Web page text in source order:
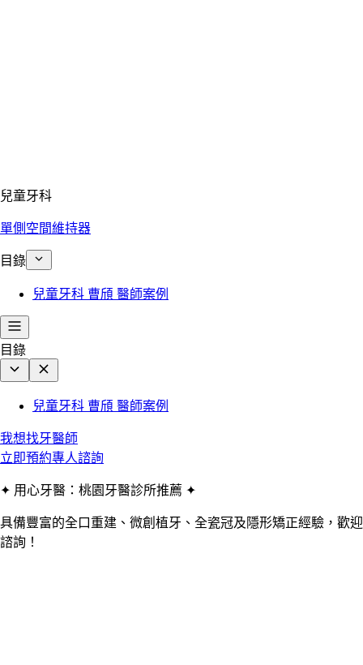
兒童牙科
單側空間維持器
目錄
兒童牙科 曹頎 醫師案例
目錄
兒童牙科 曹頎 醫師案例
我想找牙醫師
立即預約專人諮詢
✦ 用心牙醫：桃園牙醫診所推薦 ✦
具備豐富的全口重建、微創植牙、全瓷冠及隱形矯正經驗，歡迎
諮詢！